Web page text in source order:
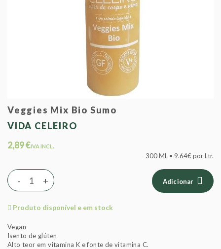
Veggies Mix Bio Sumo
VIDA CELEIRO
2,89 €IVA INCL.
300 ML • 9.64€ por Ltr.
+
- Adicionar
Produto disponível e em stock
Vegan
Isento de glúten
Alto teor em vitamina K e fonte de vitamina C.